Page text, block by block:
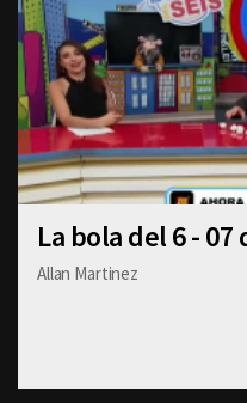
La bola del 6 - 07
Allan Martinez